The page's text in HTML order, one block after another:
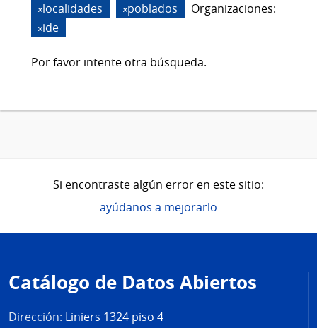
localidades
poblados
Organizaciones:
ide
Por favor intente otra búsqueda.
Si encontraste algún error en este sitio:
ayúdanos a mejorarlo
de
página
Catálogo de Datos Abiertos
Dirección: Liniers 1324 piso 4